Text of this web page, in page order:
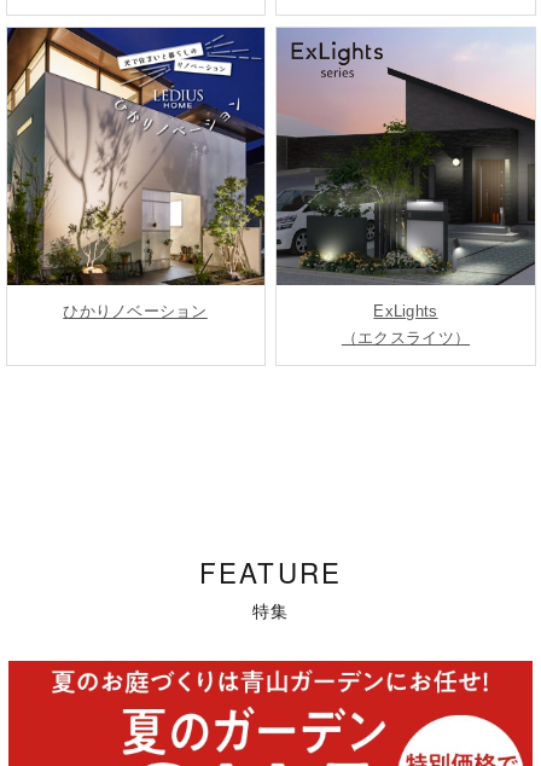
ひかりノベーション
ExLights
（エクスライツ）
FEATURE
特集